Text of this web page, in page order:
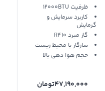
12HO1R Zaneti T1
ظرفیت 12000BTU
کاربرد سرمایش و
گرمایش
گاز مبرد R410
سازگار با محیط زیست
حجم هوا دهی بالا
47,190,000تومان